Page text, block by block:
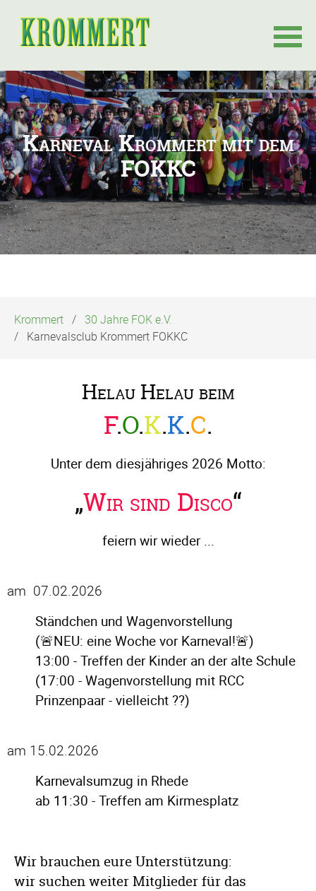
Navigation
überspringen
Karneval Krommert mit dem
FOKKC
Krommert
30 Jahre FOK e.V.
Karnevalsclub Krommert FOKKC
Helau Helau beim
F.O.K.K.C.
Unter dem diesjähriges 2026 Motto:
„Wir sind Disco“
feiern wir wieder ...
am 07.02.2026
Ständchen und Wagenvorstellung
(🚨NEU: eine Woche vor Karneval!🚨)
13:00 - Treffen der Kinder an der alte Schule
(17:00 - Wagenvorstellung mit RCC
Prinzenpaar - vielleicht ??)
am 15.02.2026
Karnevalsumzug in Rhede
ab 11:30 - Treffen am Kirmesplatz
Wir brauchen eure Unterstützung:
wir suchen weiter Mitglieder für das